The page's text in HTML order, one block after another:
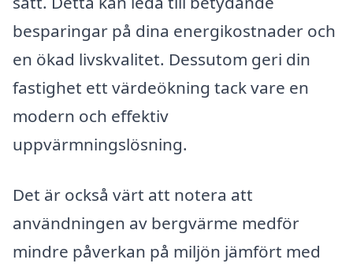
besparingar på dina energikostnader och
en ökad livskvalitet. Dessutom geri din
fastighet ett värdeökning tack vare en
modern och effektiv
uppvärmningslösning.
Det är också värt att notera att
användningen av bergvärme medför
mindre påverkan på miljön jämfört med